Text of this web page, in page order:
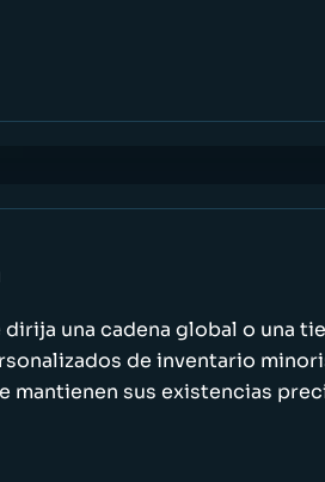
dirija una cadena global o una
de inventario
mantienen sus existencias